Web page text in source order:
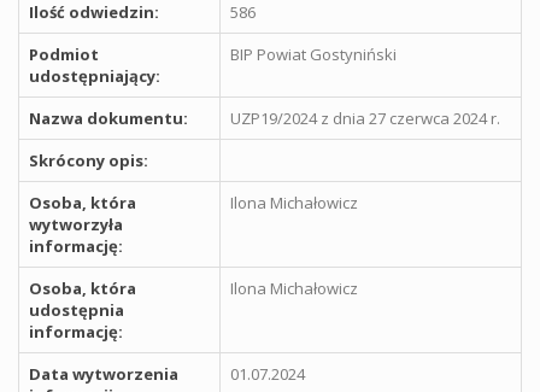
Ilość odwiedzin:
586
Podmiot
udostępniający:
BIP Powiat Gostyniński
Nazwa dokumentu:
UZP19/2024 z dnia 27 czerwca 2024 r.
Skrócony opis:
Osoba, która
wytworzyła
informację:
Ilona Michałowicz
Osoba, która
udostępnia
informację:
Ilona Michałowicz
Data wytworzenia
01.07.2024